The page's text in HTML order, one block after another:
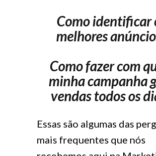
Como identificar
melhores
Como fazer com
minha campanha
vendas todos os
Essas são algumas das
mais frequentes que nós